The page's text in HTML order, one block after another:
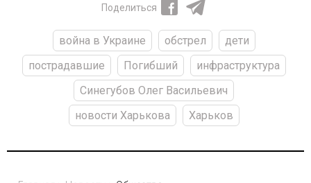
Поделиться
война в Украине обстрел
дети
пострадавшие
Погибший
инфраструктура
Синегубов Олег Васильевич
новости Харькова
Харьков